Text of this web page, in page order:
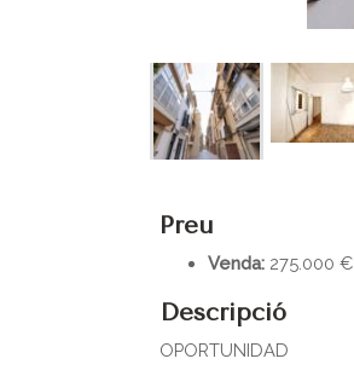
Preu
Venda: 275.000 €
Descripció
OPORTUNIDAD